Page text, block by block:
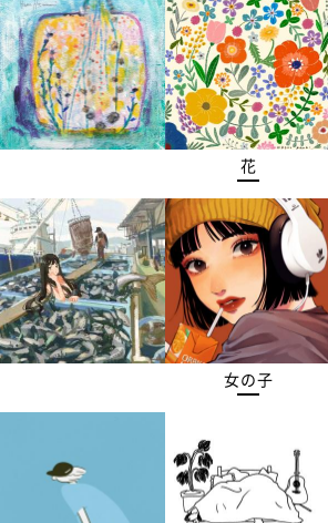
花
女の子